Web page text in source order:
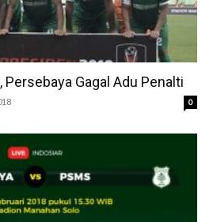
Gagal Adu Penalti
0